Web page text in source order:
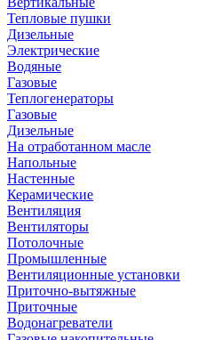
Тепловые пушки
Дизельные
Электрические
Водяные
Газовые
Теплогенераторы
Газовые
Дизельные
На отработанном масле
Напольные
Настенные
Керамические
Вентиляция
Вентиляторы
Потолочные
Промышленные
Вентиляционные установки
Приточно-вытяжные
Приточные
Водонагреватели